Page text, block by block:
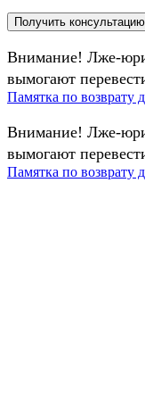
Внимание! Лже-
вымогают
Памятка по возврату
Внимание! Лже-
вымогают
Памятка по возврату